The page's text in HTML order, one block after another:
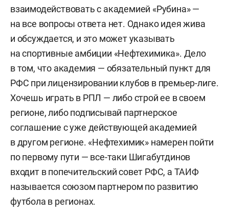
взаимодействовать с академией «Рубина» —
на все вопросы ответа нет. Однако идея жива
и обсуждается, и это может указывать
на спортивные амбиции «Нефтехимика». Дело
в том, что академия — обязательный пункт для
РФС при лицензировании клубов в премьер-лиге.
Хочешь играть в РПЛ — либо строй ее в своем
регионе, либо подписывай партнерское
соглашение с уже действующей академией
в другом регионе. «Нефтехимик» намерен пойти
по первому пути — все-таки Шигабутдинов
входит в попечительский совет РФС, а ТАИФ
называется союзом партнером по развитию
футбола в регионах.